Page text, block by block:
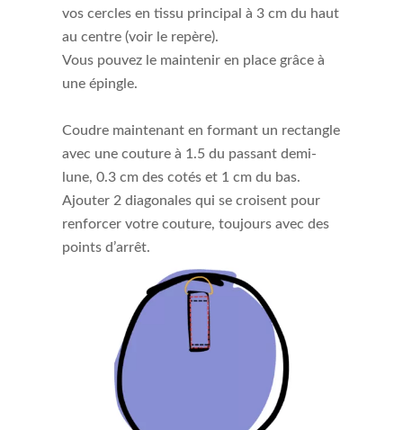
vos cercles en tissu principal à 3 cm du haut
au centre (voir le repère).
Vous pouvez le maintenir en place grâce à
une épingle.
Coudre maintenant en formant un rectangle
avec une couture à 1.5 du passant demi-
lune, 0.3 cm des cotés et 1 cm du bas.
Ajouter 2 diagonales qui se croisent pour
renforcer votre couture, toujours avec des
points d’arrêt.